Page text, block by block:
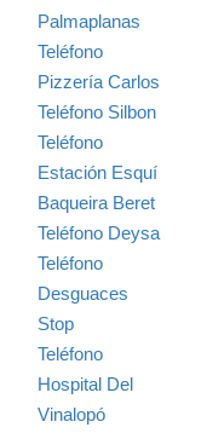
Palmaplanas
Teléfono
Pizzería Carlos
Teléfono Silbon
Teléfono
Estación Esquí
Baqueira Beret
Teléfono Deysa
Teléfono
Desguaces
Stop
Teléfono
Hospital Del
Vinalopó